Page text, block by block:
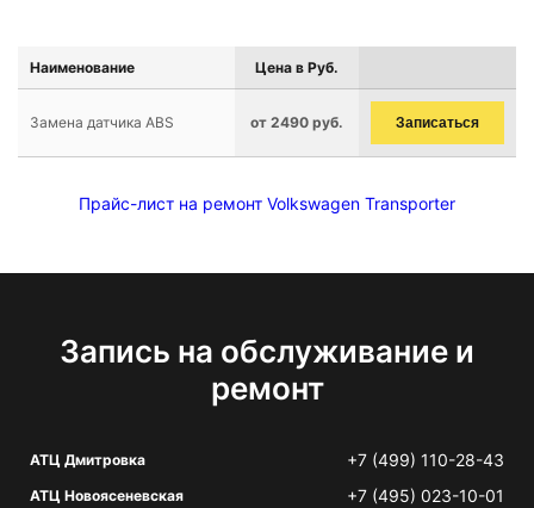
Наименование Цена в Руб.
Замена датчика ABS от 2490 руб. Записаться
Прайс-лист на ремонт Volkswagen Transporter
Запись на обслуживание и
ремонт
АТЦ Дмитровка +7 (499) 110-28-43
АТЦ Новоясеневская +7 (495) 023-10-01